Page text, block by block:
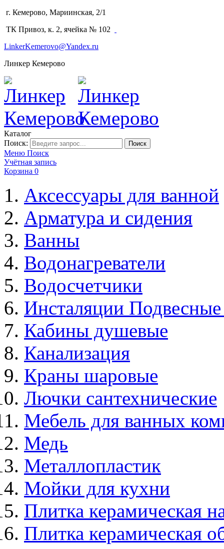
г. Кемерово, Мариинская, 2/1
ТК Привоз, к. 2, ячейка № 102
LinkerKemerovo@Yandex.ru
Линкер Кемерово
Каталог
Поиск:
Поиск
Меню Поиск
Учётная запись
Корзина 0
Аксессуары для ванной
Арматура и сидения
Ванны
Водонагреватели
Водосчетчики
Инсталяции
Кабины душевые
Канализация
Краны шаровые
Лючки сантехнические
Мебель для ванных
Медь
Металлопластик
Мойки для кухни
Плитка керамическая
Плитка керамическая